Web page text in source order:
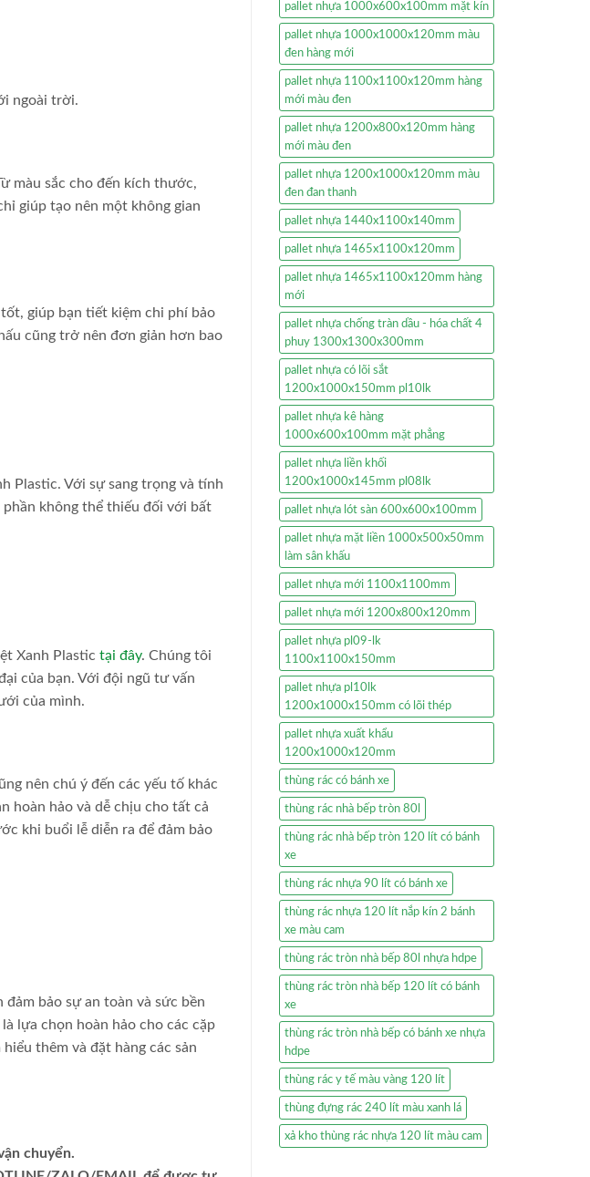
ngoài trời.
màu sắc cho đến kích thước,
giúp tạo nên một không gian
giúp bạn tiết kiệm chi phí bảo
cũng trở nên đơn giản hơn bao
Plastic. Với sự sang trọng và tính
không thể thiếu đối với bất
Xanh Plastic tại đây. Chúng tôi
của bạn. Với đội ngũ tư vấn
của mình.
nên chú ý đến các yếu tố khác
hoàn hảo và dễ chịu cho tất cả
khi buổi lễ diễn ra để đảm bảo
bảo sự an toàn và sức bền
lựa chọn hoàn hảo cho các cặp
hiểu thêm và đặt hàng các sản
chuyển.
pallet nhựa 1000x600x100mm mặt kín
pallet nhựa 1000x1000x120mm màu
đen hàng mới
pallet nhựa 1100x1100x120mm hàng
mới màu đen
pallet nhựa 1200x800x120mm hàng
mới màu đen
pallet nhựa 1200x1000x120mm màu
đen đan thanh
pallet nhựa 1440x1100x140mm
pallet nhựa 1465x1100x120mm
pallet nhựa 1465x1100x120mm hàng
mới
pallet nhựa chống tràn dầu - hóa chất 4
phuy 1300x1300x300mm
pallet nhựa có lõi sắt
1200x1000x150mm pl10lk
pallet nhựa kê hàng
1000x600x100mm mặt phẳng
pallet nhựa liền khối
1200x1000x145mm pl08lk
pallet nhựa lót sàn 600x600x100mm
pallet nhựa mặt liền 1000x500x50mm
làm sân khấu
pallet nhựa mới 1100x1100mm
pallet nhựa mới 1200x800x120mm
pallet nhựa pl09-lk
1100x1100x150mm
pallet nhựa pl10lk
1200x1000x150mm có lõi thép
pallet nhựa xuất khẩu
1200x1000x120mm
thùng rác có bánh xe
thùng rác nhà bếp tròn 80l
thùng rác nhà bếp tròn 120 lít có bánh
xe
thùng rác nhựa 90 lít có bánh xe
thùng rác nhựa 120 lít nắp kín 2 bánh
xe màu cam
thùng rác tròn nhà bếp 80l nhựa hdpe
thùng rác tròn nhà bếp 120 lít có bánh
xe
thùng rác tròn nhà bếp có bánh xe nhựa
hdpe
thùng rác y tế màu vàng 120 lít
thùng đựng rác 240 lít màu xanh lá
xả kho thùng rác nhựa 120 lít màu cam